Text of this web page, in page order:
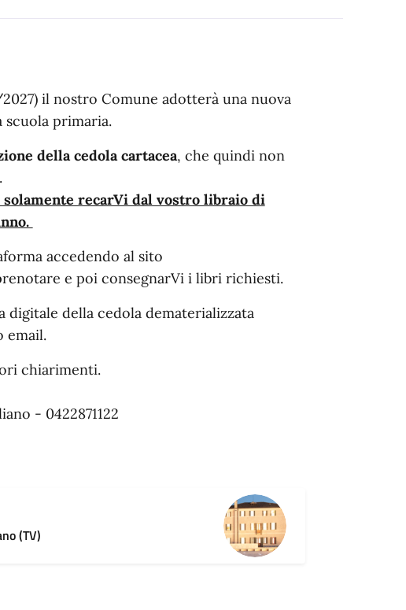
il nostro Comune adotterà una nuova
primaria.
della cedola cartacea, che quindi non
recarVi dal vostro libraio di
accedendo al sito
e poi consegnarVi i libri richiesti.
della cedola dematerializzata
email.
chiarimenti.
- 0422871122
(TV)